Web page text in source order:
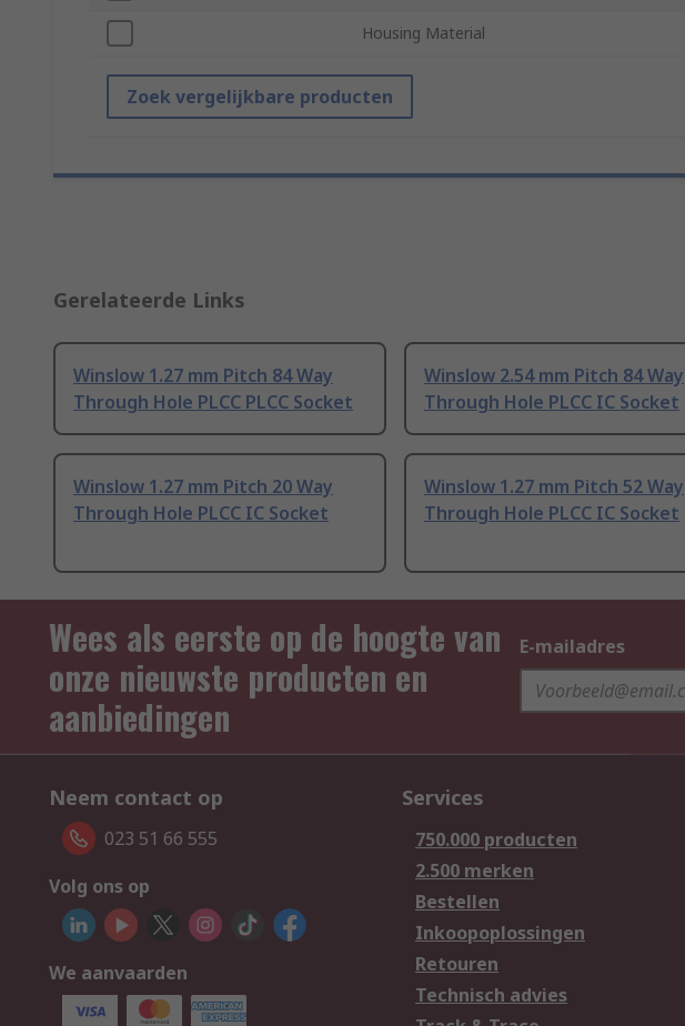
Housing Material
Zoek vergelijkbare producten
Gerelateerde Links
Winslow 1.27 mm Pitch 84 Way
Through Hole PLCC PLCC Socket
Winslow 2.54 mm Pitch 84 Way
Through Hole PLCC IC Socket
Winslow 1.27 mm Pitch 20 Way
Through Hole PLCC IC Socket
Winslow 1.27 mm Pitch 52 Way
Through Hole PLCC IC Socket
Wees als eerste op de hoogte van
onze nieuwste producten en
aanbiedingen
E-mailadres
Neem contact op
023 51 66 555
Volg ons op
We aanvaarden
Services
750.000 producten
2.500 merken
Bestellen
Inkoopoplossingen
Retouren
Technisch advies